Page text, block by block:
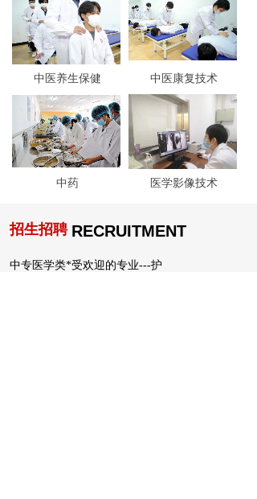
中医养生保健 中医康复技术
中药 医学影像技术
招生招聘 RECRUITMENT
中专医学类*受欢迎的专业---护